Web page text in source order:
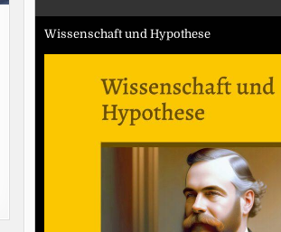
Wissenschaft und Hypothese